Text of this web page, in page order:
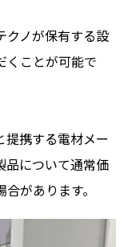
クノが保有する設
くことが可能で
携する電材メー
品について通常価
があります。